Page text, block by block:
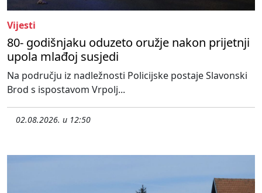
Vijesti
80- godišnjaku oduzeto oružje nakon prijetnji
upola mlađoj susjedi
Na području iz nadležnosti Policijske postaje Slavonski
Brod s ispostavom Vrpolj...
02.08.2026. u 12:50